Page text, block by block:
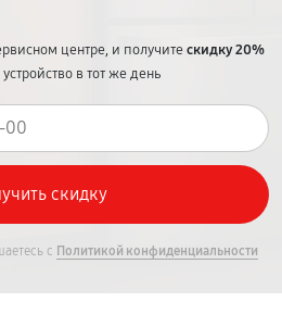
центре, и получитескидку 20%
в тот же день
с Политикой конфиденциальности